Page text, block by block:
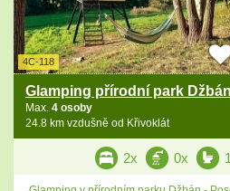
4C-118
Glamping přírodní park Džbán
Max. 4 osoby
24.8 km vzdušně od Křivoklát
2x 0x